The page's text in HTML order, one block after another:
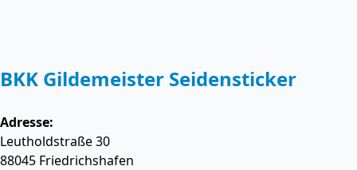
BKK Gildemeister Seidensticker
Adresse:
Leutholdstraße 30
88045 Friedrichshafen